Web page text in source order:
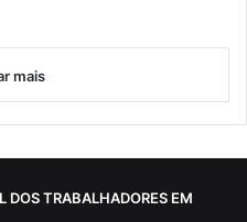
mais
TRABALHADORES EM